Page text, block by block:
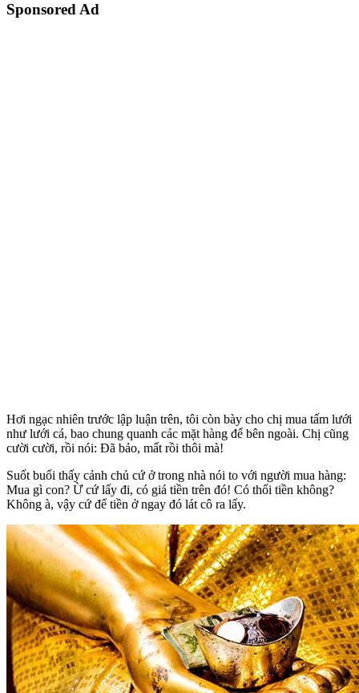
Sponsored Ad
Hơi ngạc nhiên trước lập luận trên, tôi còn bày cho chị mua tấm lưới
như lưới cá, bao chung quanh các mặt hàng để bên ngoài. Chị cũng
cười cười, rồi nói: Đã bảo, mất rồi thôi mà!
Suốt buổi thấy cảnh chủ cứ ở trong nhà nói to với người mua hàng:
Mua gì con? Ừ cứ lấy đi, có giá tiền trên đó! Có thối tiền không?
Không à, vậy cứ để tiền ở ngay đó lát cô ra lấy.